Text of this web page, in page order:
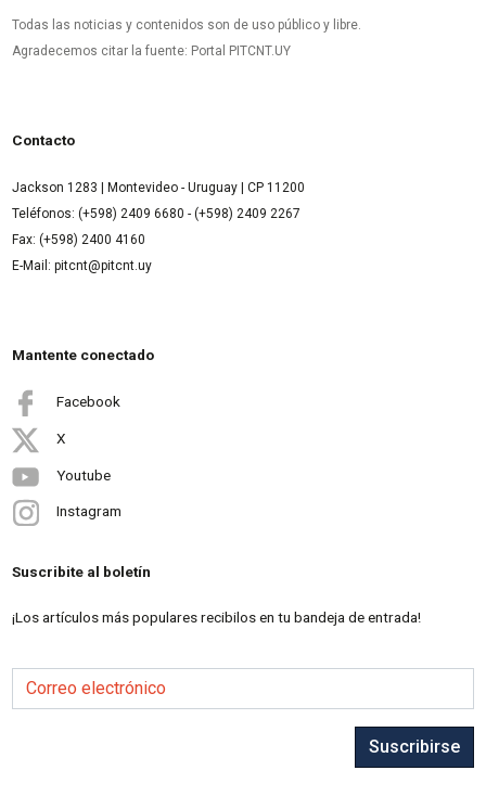
Todas las noticias y contenidos son de uso público y libre.
Agradecemos citar la fuente: Portal PITCNT.UY
Contacto
Jackson 1283 | Montevideo - Uruguay | CP 11200
Teléfonos: (+598) 2409 6680 - (+598) 2409 2267
Fax: (+598) 2400 4160
E-Mail: pitcnt@pitcnt.uy
Mantente conectado
Facebook
X
Youtube
Instagram
Suscribite al boletín
¡Los artículos más populares recibilos en tu bandeja de entrada!
Correo electrónico
Suscribirse